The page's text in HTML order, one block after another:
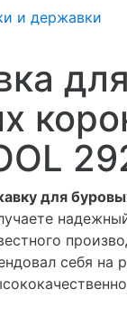
и державки
для
для
себя на